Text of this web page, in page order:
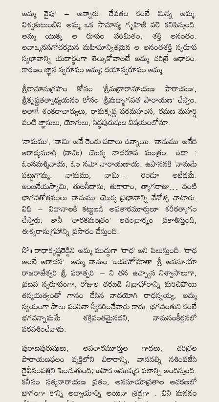
అమ్మ వైపు’ – అన్నారు. దేవతల కంటే మిన్న అమ్మ.
విశ్వకుటుంబిని అమ్మ ఒక సామాన్య గృహిణి వలె కనిపిస్తుంది.
అమ్మ యొక్క ఆ రూపం పరిమితం, శక్తి అనంతం.
అవాఙ్మనసగోచరమైన మహిమాన్వితమైన ఆ అనంతశక్తి స్వరూప
స్వభావాన్ని యదార్థంగా తెల్సుకోవాలటే అమ్మ చరిత్రే ఆధారం.
కారణం జ్ఞాన స్వరూపం అమ్మ; దయాస్వరూపం అమ్మ.
శ్రీరామానుగ్రహం కోసం ‘శ్రీమద్రారామాయణ పారాయణ’,
శ్రీకృష్ణతత్వాధ్యయనం కోసం ‘శ్రీమద్భాగవత పారాయణ’ చేస్తాం.
అలాగే శంకరాచార్యులు, రామకృష్ణ పరమహంస, రమణ మహర్షి
వంటి జ్ఞానులు, యోగులు, సిద్ధపురుషుల విషయంలోనూ.
‘నామము’, ‘నామి’ అనే రెండు పదాలు ఉన్నాయి. ‘నామము’ అనేది
ఆరాధ్యమూర్తి (నామి) యొక్క నాదరూప మంత్రం. ఉదా :
ఓంనమశ్శివాయ, ఓం నమో నారాయణాయ. ఉపాసనకి ‘నామమే
పట్టుగొమ్మ. నామము, నామి… రెండూ అభేదమే.
ఆంజనేయస్వామి, తులసీదాసు, తుకారాం, త్యాగరాజు… వంటి
భాగవతోత్తములు ‘నామము’ యొక్క ప్రభావాన్ని వేనోళ్ళ చాటారు.
విధి – విధానాలకి కట్టుబడి అవతారమూర్తులూ శరీరత్యాగం
చేస్తారు; కానీ ‘తారకమంత్రం’ ఆచంద్రార్కం ప్రకాశిస్తుంది,
ఈశ్వరానుగ్రహాన్ని ప్రసారం చేస్తుంది.
సో॥ రాధాకృష్ణరెడ్డిని అమ్మ ముద్దుగా ‘రాధ’ అని పిలుస్తుంది. ‘రాధ
అంటే ఆరాధన’. అమ్మ నామం ‘జయహోమాతా శ్రీ అనసూయా
రాజరాజేశ్వరి శ్రీ పరాత్పరి’ – ని తన ఉచ్ఛ్వాస నిశ్వాసాలుగా,
ప్రణవ స్వరూపంగా, రోజుల తరబడి నిద్రాహారాన్ని మరిచిపోయి
తన్మయత్వంతో గానం చేసిన నాదయోగి రాధన్నయ్య, అమ్మ
స్వయంగా పాలు పంపినా స్వీకరించేవాడు కాదు. భగవంతుని కంటే
భగవన్నామమే శక్తివంతమైనదని, నామసంకీర్తనలో
పరవశించేవాడు.
పురాణపురుషులు, అవతారమూర్తుల గాధలు, చరిత్రల
పారాయణఫలం వ్యక్తిలోని వికారాన్ని, వాసనల్ని నశింపజేసి
దైవీసంపత్తిని పెంచుతుంది; ఐహిక ఆముష్మిక ఫలాన్ని అందిస్తుంది.
కనీసం సత్యనారాయణ వ్రతం, అనసూయావ్రతాల ఆచరణలో
భాగంగా కొన్ని అధ్యాయాల్ని అయినా శ్రద్ధగా . విని మననం